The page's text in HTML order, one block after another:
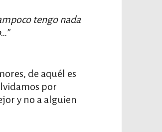
tengo nada
de aquél es
por
y no a alguien